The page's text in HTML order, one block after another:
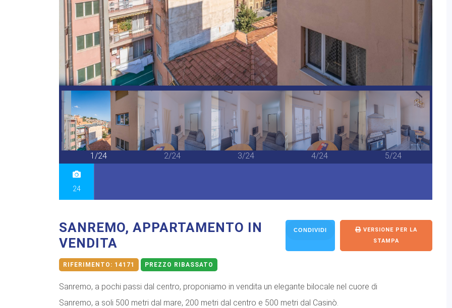
1/24 2/24 3/24 4/24 5/24
24
SANREMO, APPARTAMENTO IN
VENDITA
CONDIVIDI
VERSIONE PER LA
STAMPA
RIFERIMENTO: 14171 PREZZO RIBASSATO
Sanremo, a pochi passi dal centro, proponiamo in vendita un elegante bilocale nel cuore di
Sanremo, a soli 500 metri dal mare, 200 metri dal centro e 500 metri dal Casinò.